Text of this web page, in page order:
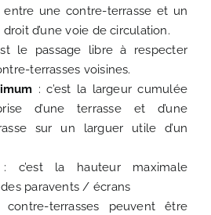
entre une contre-terrasse et un
d’une voie de circulation.
le passage libre à respecter
terrasses voisines.
: c’est la largeur cumulée
d’une terrasse et d’une
sur un larguer utile d’un
c’est la hauteur maximale
paravents / écrans
contre-terrasses peuvent être